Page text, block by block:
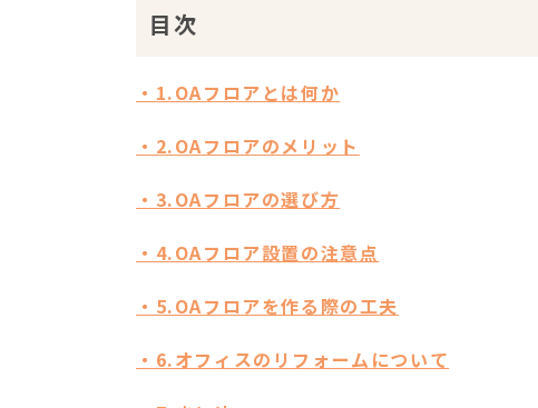
目次
・1.OAフロアとは何か
・2.OAフロアのメリット
・3.OAフロアの選び方
・4.OAフロア設置の注意点
・5.OAフロアを作る際の工夫
・6.オフィスのリフォームについて